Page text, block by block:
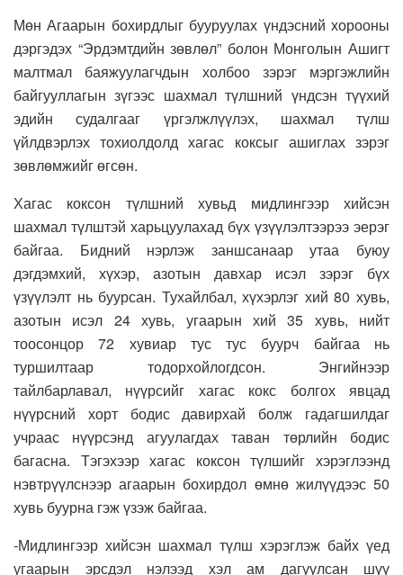
Мөн Агаарын бохирдлыг бууруулах үндэсний хорооны
дэргэдэх “Эрдэмтдийн зөвлөл” болон Монголын Ашигт
малтмал баяжуулагчдын холбоо зэрэг мэргэжлийн
байгууллагын зүгээс шахмал түлшний үндсэн түүхий
эдийн судалгааг үргэлжлүүлэх, шахмал түлш
үйлдвэрлэх тохиолдолд хагас коксыг ашиглах зэрэг
зөвлөмжийг өгсөн.
Хагас коксон түлшний хувьд мидлингээр хийсэн
шахмал түлштэй харьцуулахад бүх үзүүлэлтээрээ эерэг
байгаа. Бидний нэрлэж заншсанаар утаа буюу
дэгдэмхий, хүхэр, азотын давхар исэл зэрэг бүх
үзүүлэлт нь буурсан. Тухайлбал, хүхэрлэг хий 80 хувь,
азотын исэл 24 хувь, угаарын хий 35 хувь, нийт
тоосонцор 72 хувиар тус тус буурч байгаа нь
туршилтаар тодорхойлогдсон. Энгийнээр
тайлбарлавал, нүүрсийг хагас кокс болгох явцад
нүүрсний хорт бодис давирхай болж гадагшилдаг
учраас нүүрсэнд агуулагдах таван төрлийн бодис
багасна. Тэгэхээр хагас коксон түлшийг хэрэглээнд
нэвтрүүлснээр агаарын бохирдол өмнө жилүүдээс 50
хувь буурна гэж үзэж байгаа.
-Мидлингээр хийсэн шахмал түлш хэрэглэж байх үед
угаарын эрсдэл нэлээд хэл ам дагуулсан шүү